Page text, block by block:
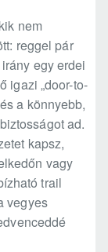
nem
reggel pár
egy erdei
igazi „door-to-
a könnyebb,
ad.
kapsz,
vagy
trail
vegyes